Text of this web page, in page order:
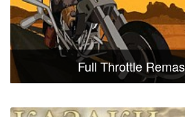
Full Throttle